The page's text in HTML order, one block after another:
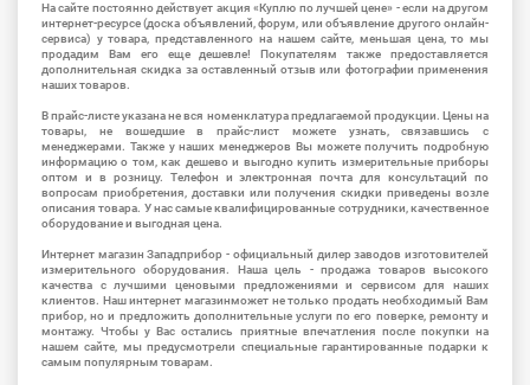
На сайте постоянно действует акция «Куплю по лучшей цене» - если на другом
интернет-ресурсе (доска объявлений, форум, или объявление другого онлайн-
сервиса) у товара, представленного на нашем сайте, меньшая цена, то мы
продадим Вам его еще дешевле! Покупателям также предоставляется
дополнительная скидка за оставленный отзыв или фотографии применения
наших товаров.
В прайс-листе указана не вся номенклатура предлагаемой продукции. Цены на
товары, не вошедшие в прайс-лист можете узнать, связавшись с
менеджерами. Также у наших менеджеров Вы можете получить подробную
информацию о том, как дешево и выгодно купить измерительные приборы
оптом и в розницу. Телефон и электронная почта для консультаций по
вопросам приобретения, доставки или получения скидки приведены возле
описания товара. У нас самые квалифицированные сотрудники, качественное
оборудование и выгодная цена.
Интернет магазин Западприбор - официальный дилер заводов изготовителей
измерительного оборудования. Наша цель - продажа товаров высокого
качества с лучшими ценовыми предложениями и сервисом для наших
клиентов. Наш интернет магазинможет не только продать необходимый Вам
прибор, но и предложить дополнительные услуги по его поверке, ремонту и
монтажу. Чтобы у Вас остались приятные впечатления после покупки на
нашем сайте, мы предусмотрели специальные гарантированные подарки к
самым популярным товарам.